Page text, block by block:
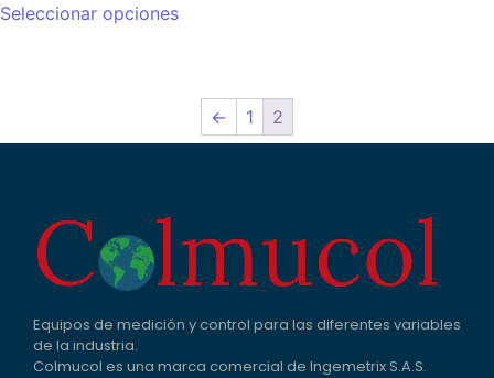
Seleccionar opciones
← 1 2
Equipos de medición y control para las diferentes variables
de la industria.
Colmucol es una marca comercial de Ingemetrix S.A.S.